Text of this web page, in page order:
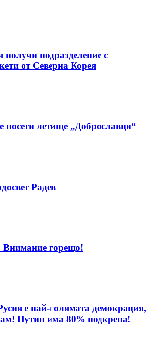
получи подразделение с
от Северна Корея
посети летище „Доброславци“
Радев
Внимание горещо!
е най-голямата демокрация,
Путин има 80% подкрепа!